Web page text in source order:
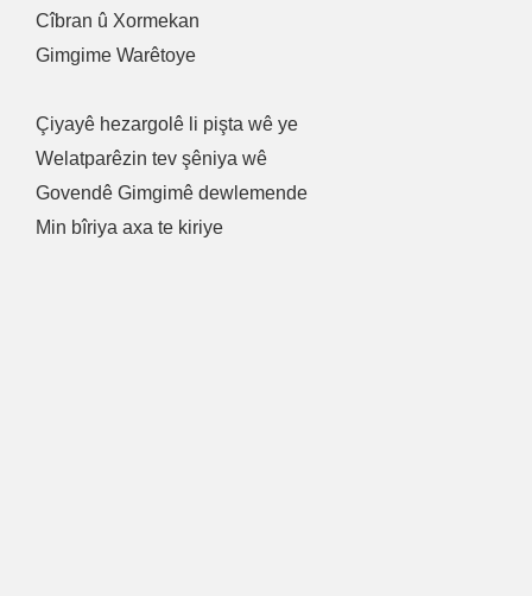
Cîbran û Xormekan
Gimgime Warêtoye
Çiyayê hezargolê li pişta wê ye
Welatparêzin tev şêniya wê
Govendê Gimgimê dewlemende
Min bîriya axa te kiriye